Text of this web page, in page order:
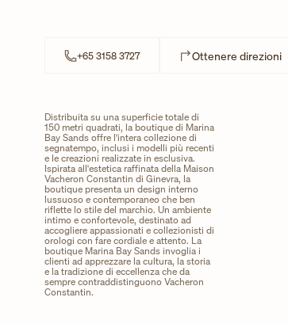
+65 3158 3727 Ottenere direzioni
Distribuita su una superficie totale di
150 metri quadrati, la boutique di Marina
Bay Sands offre l'intera collezione di
segnatempo, inclusi i modelli più recenti
e le creazioni realizzate in esclusiva.
Ispirata all'estetica raffinata della Maison
Vacheron Constantin di Ginevra, la
boutique presenta un design interno
lussuoso e contemporaneo che ben
riflette lo stile del marchio. Un ambiente
intimo e confortevole, destinato ad
accogliere appassionati e collezionisti di
orologi con fare cordiale e attento. La
boutique Marina Bay Sands invoglia i
clienti ad apprezzare la cultura, la storia
e la tradizione di eccellenza che da
sempre contraddistinguono Vacheron
Constantin.